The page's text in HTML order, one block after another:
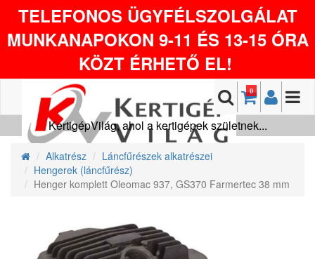
TELEFONOS ÜGYFÉLSZOLGÁLAT
MUNKANAPOKON 9-11 ÉS 13-15 ÓRA
KÖZT ÉRHETŐ EL!
0
KertigépVilág, ahol a kertigépek születnek...
Alkatrész
Láncfűrészek alkatrészei
Hengerek (láncfűrész)
Henger komplett Oleomac 937, GS370 Farmertec 38 mm